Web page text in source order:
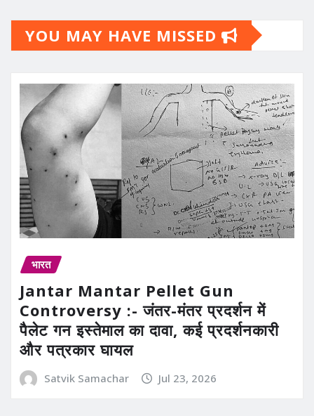
YOU MAY HAVE MISSED
भारत
Jantar Mantar Pellet Gun
Controversy :- जंतर-मंतर प्रदर्शन में
पैलेट गन इस्तेमाल का दावा, कई प्रदर्शनकारी
और पत्रकार घायल
Satvik Samachar Jul 23, 2026